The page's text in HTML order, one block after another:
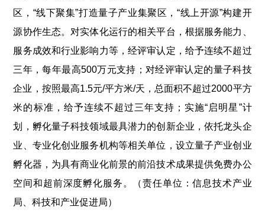
区，“线下聚集”打造量子产业集聚区，“线上开源”构建开
源协作生态。对实体化运行的相关平台，根据服务能力、
服务成效和行业影响力等，经评审认定，给予连续不超过
三年，每年最高500万元支持；对经评审认定的量子科技
企业，按照最高1.5元/平方米/天，总面积不超过2000平方
米的标准，给予连续不超过三年支持；实施“启明星”计
划，孵化量子科技领域最具潜力的创新企业，依托龙头企
业、专业化创业服务机构等相关单位，设立量子产业创业
孵化器，为具有商业化前景的前沿技术成果提供免费办公
空间和超前深度孵化服务。（责任单位：信息技术产业
局、科技和产业促进局）